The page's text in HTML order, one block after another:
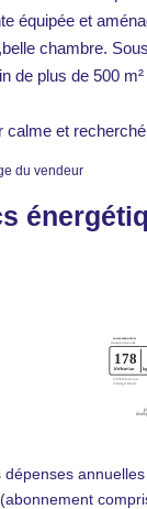
équipée et
chambre.
de plus de 500 m²
calme et
du vendeur
dépenses